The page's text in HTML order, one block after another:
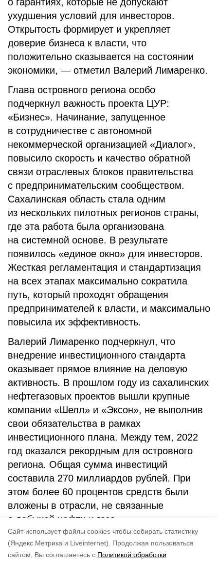
Cайт использует файлы cookies чтобы собирать статистику
(Яндекс.Метрика и Liveinternet).
Продолжая пользоваться
сайтом, Вы соглашаетесь с Политикой обработки
ухудшения условий для инвесторов.
Открытость формирует и укрепляет
доверие бизнеса к власти, что
положительно сказывается на состоянии
экономики, — отметил Валерий Лимаренко.
Глава островного региона особо
подчеркнул важность проекта ЦУР:
«Бизнес». Начинание, запущенное
в сотрудничестве с автономной
некоммерческой организацией «Диалог»,
повысило скорость и качество обратной
связи отраслевых блоков правительства
с предпринимательским сообществом.
Сахалинская область стала одним
из нескольких пилотных регионов страны,
где эта работа была организована
на системной основе. В результате
появилось «единое окно» для инвесторов.
Жесткая регламентация и стандартизация
на всех этапах максимально сократила
путь, который проходят обращения
предпринимателей к власти, и максимально
повысила их эффективность.
Валерий Лимаренко подчеркнул, что
внедрение инвестиционного стандарта
оказывает прямое влияние на деловую
активность. В прошлом году из сахалинских
нефтегазовых проектов вышли крупные
компании «Шелл» и «Эксон», не выполнив
свои обязательства в рамках
инвестиционного плана. Между тем, 2022
год оказался рекордным для островного
региона. Общая сумма инвестиций
составила 270 миллиардов рублей. При
этом более 60 процентов средств были
вложены в отрасли, не связанные
с добычей нефти и газа.
РИА «Сахалин-Курилы».